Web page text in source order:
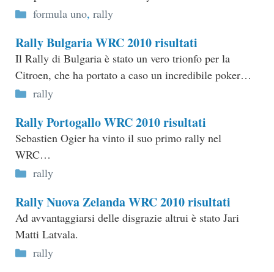
Categorie
formula uno, rally
Rally Bulgaria WRC 2010 risultati
Il Rally di Bulgaria è stato un vero trionfo per la
Citroen, che ha portato a caso un incredibile poker…
Categorie
rally
Rally Portogallo WRC 2010 risultati
Sebastien Ogier ha vinto il suo primo rally nel
WRC…
Categorie
rally
Rally Nuova Zelanda WRC 2010 risultati
Ad avvantaggiarsi delle disgrazie altrui è stato Jari
Matti Latvala.
Categorie
rally